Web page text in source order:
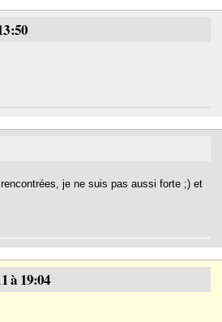
je ne suis pas aussi forte ;) et
à 19:04